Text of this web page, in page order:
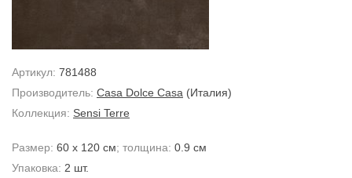
Артикул: 781488
Производитель: Casa Dolce Casa (Италия)
Коллекция: Sensi Terre
Размер: 60 x 120 см; толщина: 0.9 см
Упаковка: 2 шт.